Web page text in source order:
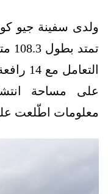
معلومات اطّلعت